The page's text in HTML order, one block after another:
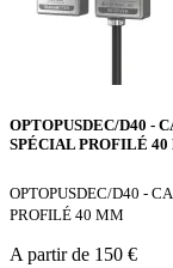
OPTOPUSDEC/D40 -
SPÉCIAL PROFILÉ 40
OPTOPUSDEC/D40 -
PROFILÉ 40 MM
A partir de 150 €